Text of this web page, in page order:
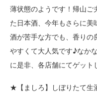
薄状態のようです！帰山
た日本酒、今年もさらに
酒が苦手な方でも、香りの
やすくて大人気です♪なか
に是非、各店舗にてゲット
★【ましろ】しぼりたて生